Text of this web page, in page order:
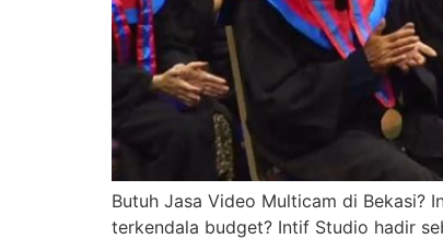
Butuh Jasa Video Multicam di Bekasi?
terkendala budget? Intif Studio hadir